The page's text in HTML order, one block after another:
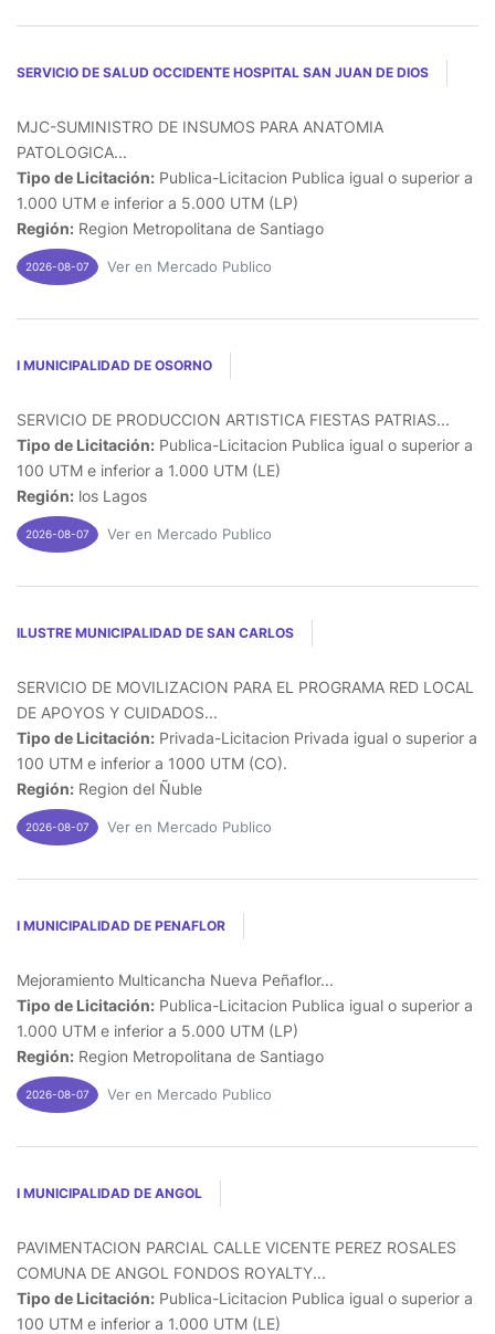
SERVICIO DE SALUD OCCIDENTE HOSPITAL SAN JUAN DE DIOS
MJC-SUMINISTRO DE INSUMOS PARA ANATOMIA
PATOLOGICA...
Tipo de Licitación: Publica-Licitacion Publica igual o superior a
1.000 UTM e inferior a 5.000 UTM (LP)
Región: Region Metropolitana de Santiago
2026-08-07 Ver en Mercado Publico
I MUNICIPALIDAD DE OSORNO
SERVICIO DE PRODUCCION ARTISTICA FIESTAS PATRIAS...
Tipo de Licitación: Publica-Licitacion Publica igual o superior a
100 UTM e inferior a 1.000 UTM (LE)
Región: los Lagos
2026-08-07 Ver en Mercado Publico
ILUSTRE MUNICIPALIDAD DE SAN CARLOS
SERVICIO DE MOVILIZACION PARA EL PROGRAMA RED LOCAL
DE APOYOS Y CUIDADOS...
Tipo de Licitación: Privada-Licitacion Privada igual o superior a
100 UTM e inferior a 1000 UTM (CO).
Región: Region del Ñuble
2026-08-07 Ver en Mercado Publico
I MUNICIPALIDAD DE PENAFLOR
Mejoramiento Multicancha Nueva Peñaflor...
Tipo de Licitación: Publica-Licitacion Publica igual o superior a
1.000 UTM e inferior a 5.000 UTM (LP)
Región: Region Metropolitana de Santiago
2026-08-07 Ver en Mercado Publico
I MUNICIPALIDAD DE ANGOL
PAVIMENTACION PARCIAL CALLE VICENTE PEREZ ROSALES
COMUNA DE ANGOL FONDOS ROYALTY...
Tipo de Licitación: Publica-Licitacion Publica igual o superior a
100 UTM e inferior a 1.000 UTM (LE)